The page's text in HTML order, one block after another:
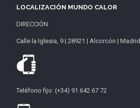
LOCALIZACIÓN MUNDO CALOR
DIRECCIÓN
Calle la Iglesia, 9 | 28921 | Alcorcón | Madrid
Teléfono fijo: (+34) 91 642 67 72